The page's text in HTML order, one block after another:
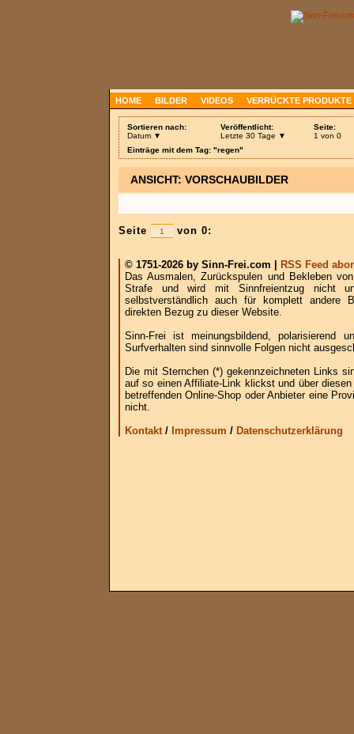
HOME BILDER VIDEOS VERRÜCKTE PRODUKTE
Sortieren nach:
Datum ▼
Veröffentlicht:
Letzte 30 Tage ▼
Seite:
1 von 0
Einträge mit dem Tag: "regen"
ANSICHT: VORSCHAUBILDER
Seite von 0:
© 1751-2026 by Sinn-Frei.com |
RSS Feed
Das Ausmalen, Zurückspulen und Bekleben
Strafe und wird mit Sinnfreientzug nicht
selbstverständlich auch für komplett andere
direkten Bezug zu dieser Website.
Sinn-Frei ist meinungsbildend, polarisierend
Surfverhalten sind sinnvolle Folgen nicht
Die mit Sternchen (*) gekennzeichneten Links
auf so einen Affiliate-Link klickst und über
betreffenden Online-Shop oder Anbieter eine
nicht.
Kontakt/ Impressum / Datenschutzerklärung